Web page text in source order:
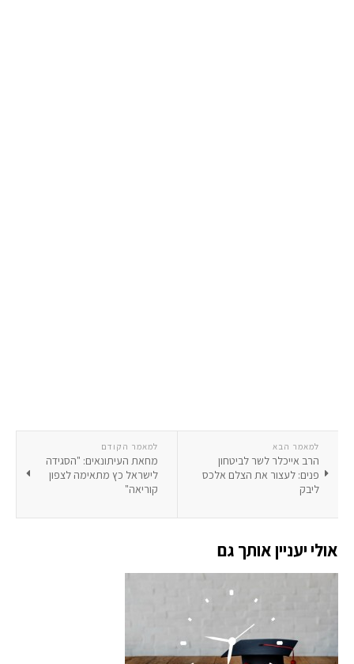
למאמר הקודם
מחאת העיתונאים: "הסגידה
לישראל כץ מתאימה לצפון
קוריאה"
למאמר הבא
הרב אייכלר לשר לביטחון
פנים: לעצור את הצלם אלכס
ליבק
אולי יעניין אותך גם